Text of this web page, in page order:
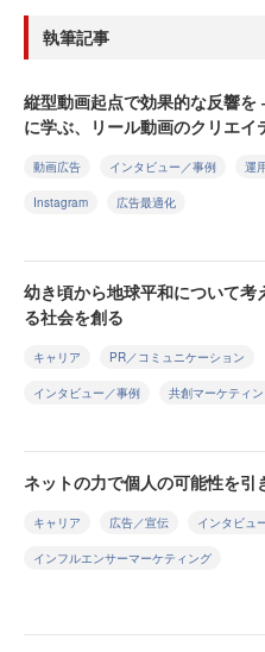
執筆記事
縦型動画起点で効果的な反響
に学ぶ、リール動画のクリエイ
動画広告 インタビュー／事例 運
Instagram 広告最適化
幼き頃から地球平和について
る社会を創る
キャリア PR／コミュニケーション
インタビュー／事例 共創マーケティ
ネットの力で個人の可能性を引
キャリア 広告／宣伝 インタビュ
インフルエンサーマーケティング